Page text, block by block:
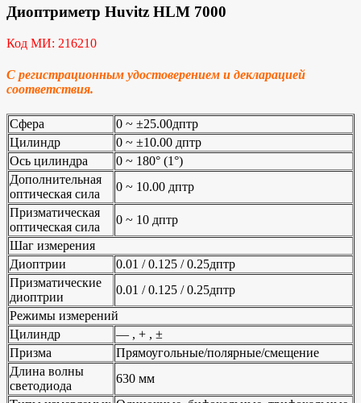
Диоптриметр Huvitz HLM 7000
Код МИ: 216210
С регистрационным удостоверением и декларацией
соответствия.
Сфера
0 ~ ±25.00дптр
Цилиндр
0 ~ ±10.00 дптр
Ось цилиндра
0 ~ 180° (1°)
Дополнительная
оптическая сила
0 ~ 10.00 дптр
Призматическая
оптическая сила
0 ~ 10 дптр
Шаг измерения
Диоптрии
0.01 / 0.125 / 0.25дптр
Призматические
диоптрии
0.01 / 0.125 / 0.25дптр
Режимы измерений
Цилиндр
— , + , ±
Призма
Прямоугольные/полярные/смещение
Длина волны
светодиода
630 мм